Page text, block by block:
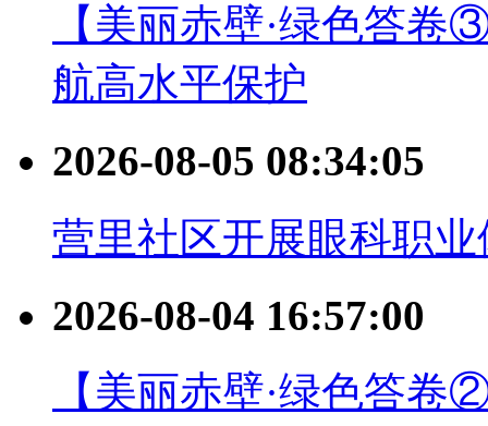
【美丽赤壁·绿色答
航高水平保护
2026-08-05 08:34:05
营里社区开展眼科职
2026-08-04 16:57:00
【美丽赤壁·绿色答